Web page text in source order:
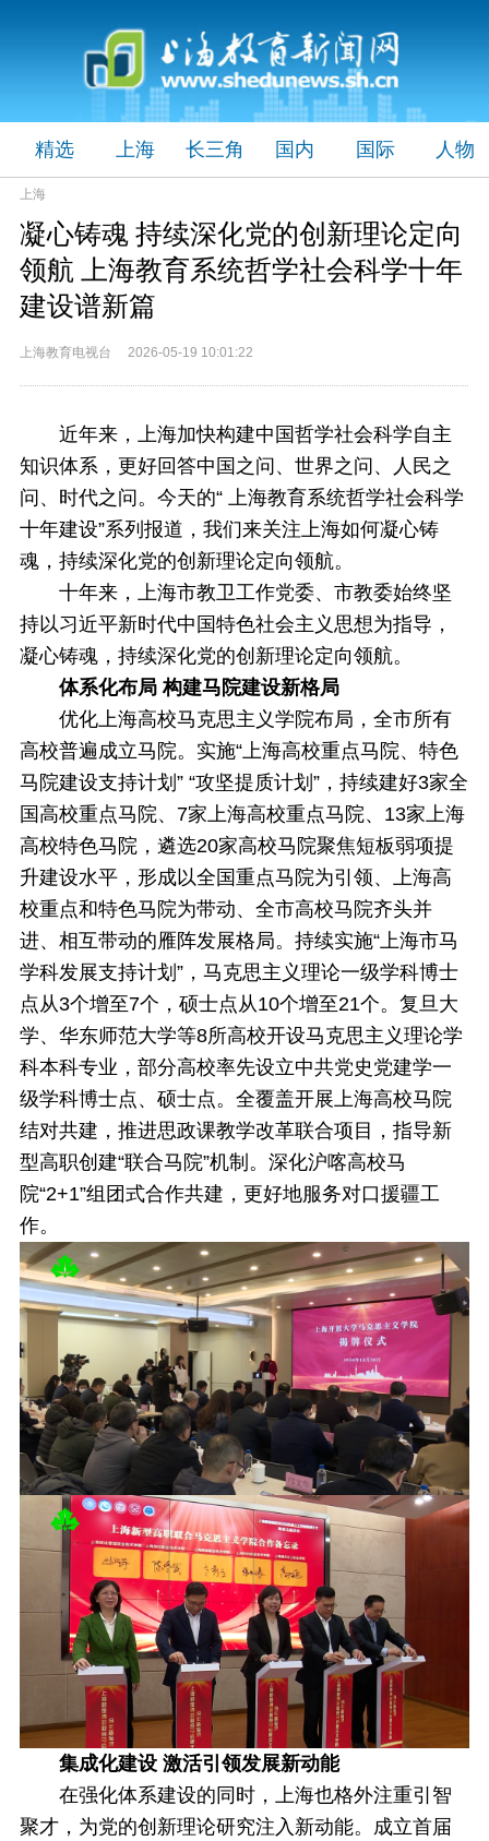
精选 上海 长三角 国内 国际 人物
上海
凝心铸魂 持续深化党的创新理论定向
领航 上海教育系统哲学社会科学十年
建设谱新篇
上海教育电视台 2026-05-19 10:01:22
近年来，上海加快构建中国哲学社会科学自主
知识体系，更好回答中国之问、世界之问、人民之
问、时代之问。今天的“ 上海教育系统哲学社会科学
十年建设”系列报道，我们来关注上海如何凝心铸
魂，持续深化党的创新理论定向领航。
十年来，上海市教卫工作党委、市教委始终坚
持以习近平新时代中国特色社会主义思想为指导，
凝心铸魂，持续深化党的创新理论定向领航。
体系化布局 构建马院建设新格局
优化上海高校马克思主义学院布局，全市所有
高校普遍成立马院。实施“上海高校重点马院、特色
马院建设支持计划” “攻坚提质计划”，持续建好3家全
国高校重点马院、7家上海高校重点马院、13家上海
高校特色马院，遴选20家高校马院聚焦短板弱项提
升建设水平，形成以全国重点马院为引领、上海高
校重点和特色马院为带动、全市高校马院齐头并
进、相互带动的雁阵发展格局。持续实施“上海市马
学科发展支持计划”，马克思主义理论一级学科博士
点从3个增至7个，硕士点从10个增至21个。复旦大
学、华东师范大学等8所高校开设马克思主义理论学
科本科专业，部分高校率先设立中共党史党建学一
级学科博士点、硕士点。全覆盖开展上海高校马院
结对共建，推进思政课教学改革联合项目，指导新
型高职创建“联合马院”机制。深化沪喀高校马
院“2+1”组团式合作共建，更好地服务对口援疆工
作。
集成化建设 激活引领发展新动能
在强化体系建设的同时，上海也格外注重引智
聚才，为党的创新理论研究注入新动能。成立首届